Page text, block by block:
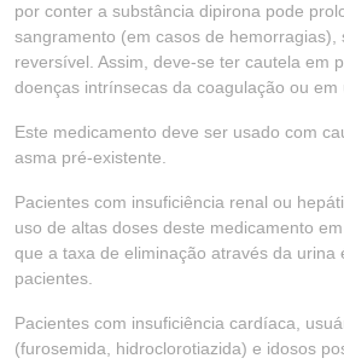
por conter a substância dipirona pode
sangramento (em casos de hemorragias),
reversível. Assim, deve-se ter cautela em
doenças intrínsecas da coagulação ou em
Este medicamento deve ser usado com
asma pré-existente.
Pacientes com insuficiência renal ou
uso de altas doses deste medicamento
que a taxa de eliminação através da urina
pacientes.
Pacientes com insuficiência cardíaca,
(furosemida, hidroclorotiazida) e idosos